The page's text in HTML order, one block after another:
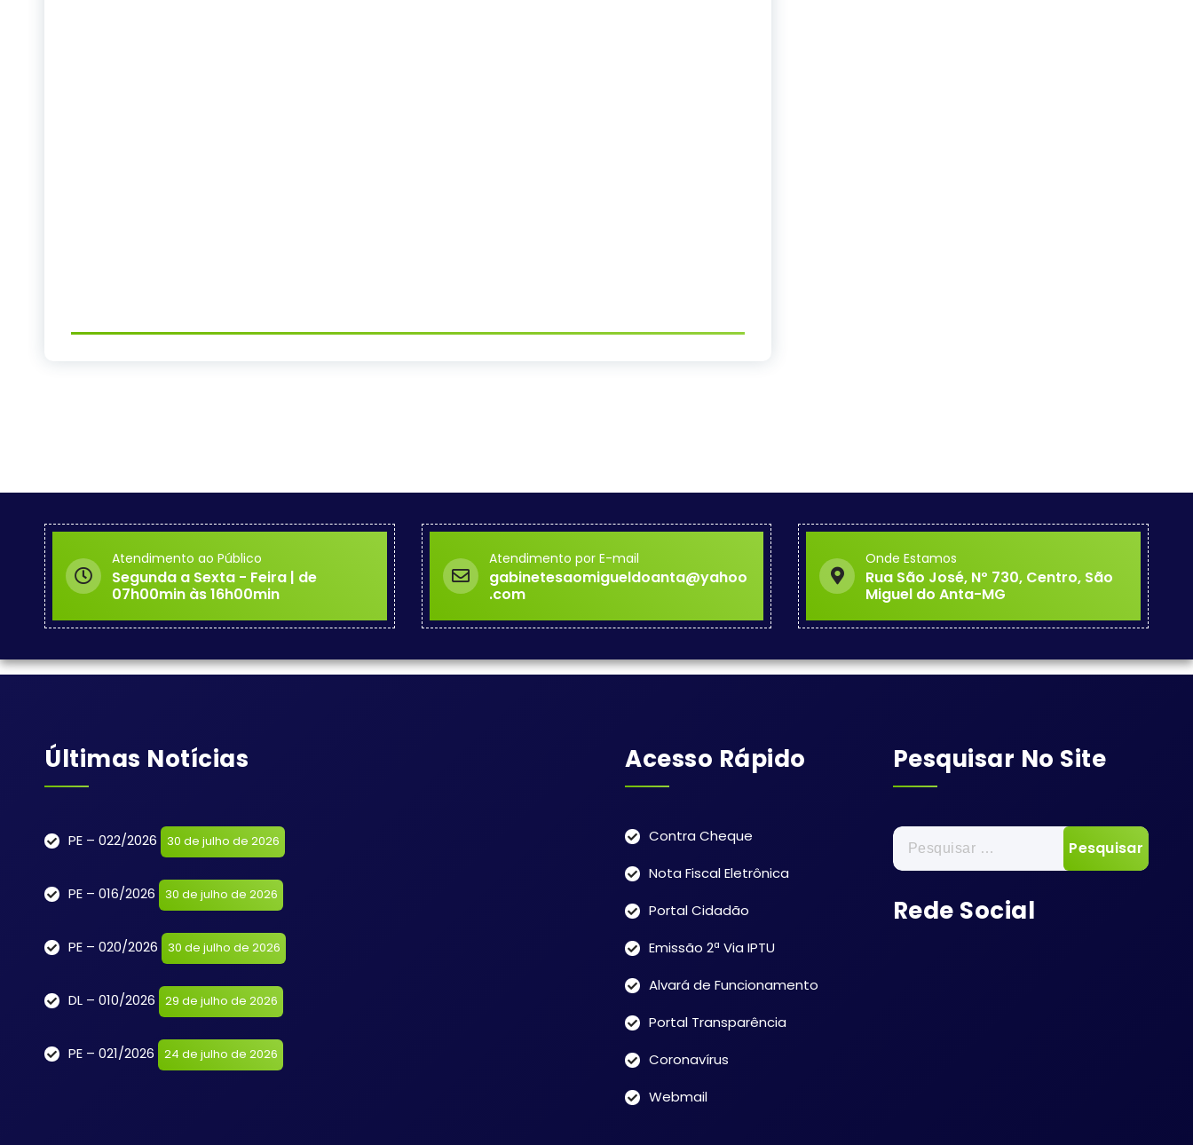
Atendimento ao Público
Segunda a Sexta - Feira | de
07h00min às 16h00min
Atendimento por E-mail
gabinetesaomigueldoanta@yahoo
.com
Onde Estamos
Rua São José, Nº 730, Centro, São
Miguel do Anta-MG
Últimas Notícias
PE – 022/2026 30 de julho de 2026
PE – 016/2026 30 de julho de 2026
PE – 020/2026 30 de julho de 2026
DL – 010/2026 29 de julho de 2026
PE – 021/2026 24 de julho de 2026
Acesso Rápido
Contra Cheque
Nota Fiscal Eletrônica
Portal Cidadão
Emissão 2ª Via IPTU
Alvará de Funcionamento
Portal Transparência
Coronavírus
Webmail
Pesquisar No Site
Pesquisar
por:
Rede Social